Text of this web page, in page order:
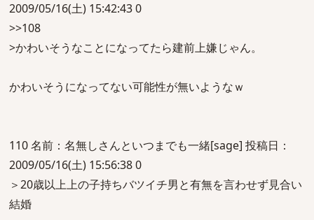
2009/05/16(土) 15:42:43 0
>>108
>かわいそうなことになってたら建前上嫌じゃん。
かわいそうになってない可能性が無いようなｗ
110 名前：名無しさんといつまでも一緒[sage] 投稿日：
2009/05/16(土) 15:56:38 0
＞20歳以上上の子持ちバツイチ男と有無を言わせず見合い
結婚